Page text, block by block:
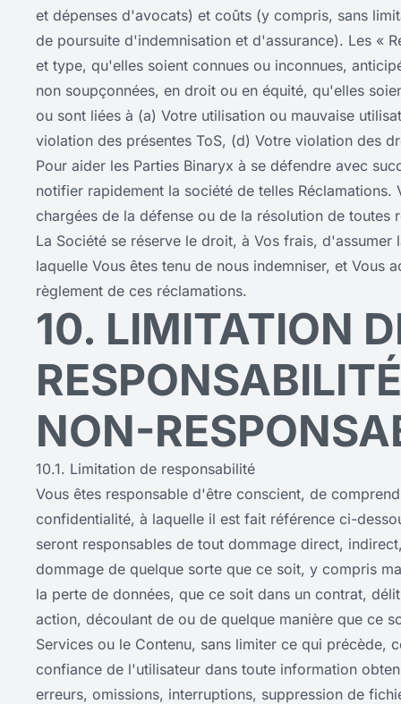
et dépenses d'avocats) et coûts (y compris, sans
de poursuite d'indemnisation et d'assurance). Les «
et type, qu'elles soient connues ou inconnues,
non soupçonnées, en droit ou en équité, qu'elles
ou sont liées à (a) Votre utilisation ou mauvaise
violation des présentes ToS, (d) Votre violation des
Pour aider les Parties Binaryx à se défendre avec
notifier rapidement la société de telles
chargées de la défense ou de la résolution de toutes
La Société se réserve le droit, à Vos frais,
laquelle Vous êtes tenu de nous indemniser, et
règlement de ces réclamations.
10. LIMITATION
NON-
10.1. Limitation de responsabilité
Vous êtes responsable d'être conscient, de
confidentialité, à laquelle il est fait référence ci-
seront responsables de tout dommage direct,
dommage de quelque sorte que ce soit, y compris
la perte de données, que ce soit dans un contrat,
action, découlant de ou de quelque manière que ce
Services ou le Contenu, sans limiter ce qui précède,
confiance de l'utilisateur dans toute information
erreurs, omissions, interruptions, suppression de